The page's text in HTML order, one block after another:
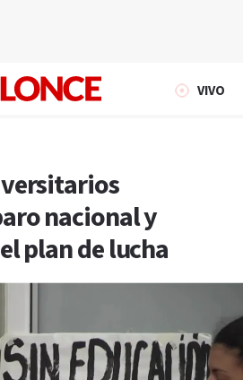
VIVO
nacional y
plan de lucha